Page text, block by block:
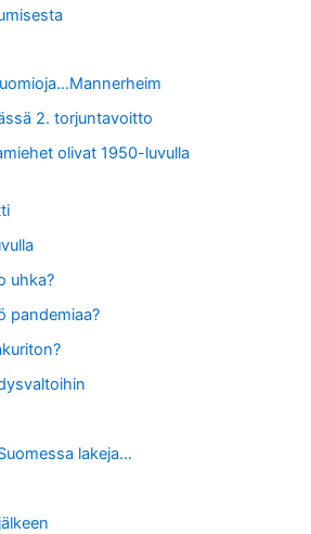
2. torjuntavoitto
olivat 1950-luvulla
uhka?
pandemiaa?
lakeja…